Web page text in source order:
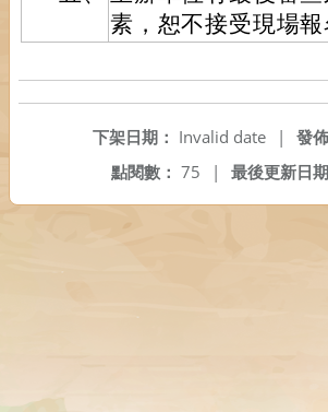
素，恕不接受現場
發
下架日期： Invalid date
|
最後更新日期
點閱數： 75 |